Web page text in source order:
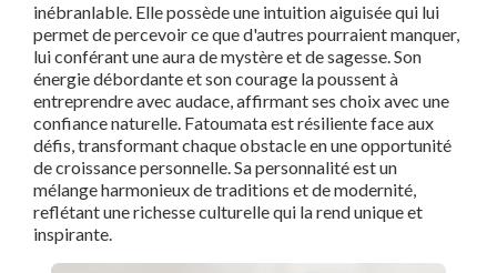
inébranlable. Elle possède une intuition aiguisée qui lui
permet de percevoir ce que d'autres pourraient manquer,
lui conférant une aura de mystère et de sagesse. Son
énergie débordante et son courage la poussent à
entreprendre avec audace, affirmant ses choix avec une
confiance naturelle. Fatoumata est résiliente face aux
défis, transformant chaque obstacle en une opportunité
de croissance personnelle. Sa personnalité est un
mélange harmonieux de traditions et de modernité,
reflétant une richesse culturelle qui la rend unique et
inspirante.